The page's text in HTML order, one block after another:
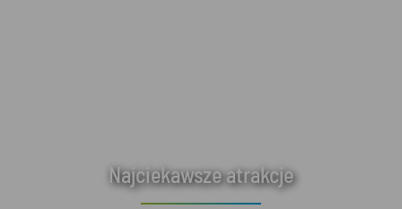
Najciekawsze atrakcje